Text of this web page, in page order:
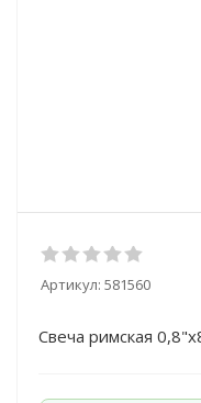
Артикул: 581560
Свеча римская